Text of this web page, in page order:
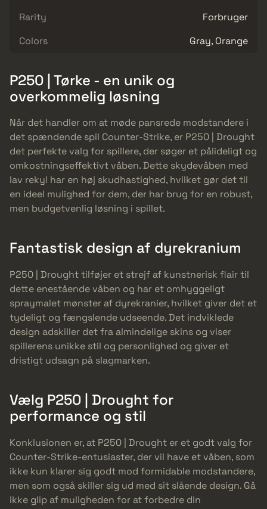
Rarity
Forbruger
Colors
Gray, Orange
P250 | Tørke - en unik og
overkommelig løsning
Når det handler om at møde pansrede modstandere i
det spændende spil Counter-Strike, er P250 | Drought
det perfekte valg for spillere, der søger et pålideligt og
omkostningseffektivt våben. Dette skydevåben med
lav rekyl har en høj skudhastighed, hvilket gør det til
en ideel mulighed for dem, der har brug for en robust,
men budgetvenlig løsning i spillet.
Fantastisk design af dyrekranium
P250 | Drought tilføjer et strejf af kunstnerisk flair til
dette enestående våben og har et omhyggeligt
spraymalet mønster af dyrekranier, hvilket giver det et
tydeligt og fængslende udseende. Det indviklede
design adskiller det fra almindelige skins og viser
spillerens unikke stil og personlighed og giver et
dristigt udsagn på slagmarken.
Vælg P250 | Drought for
performance og stil
Konklusionen er, at P250 | Drought er et godt valg for
Counter-Strike-entusiaster, der vil have et våben, som
ikke kun klarer sig godt mod formidable modstandere,
men som også skiller sig ud med sit slående design. Gå
ikke glip af muligheden for at forbedre din